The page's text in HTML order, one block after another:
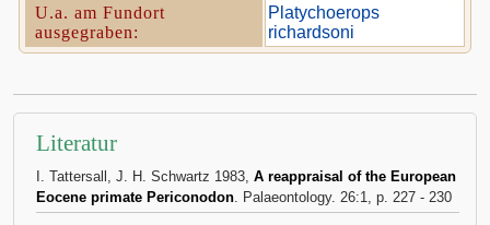
U.a. am Fundort
ausgegraben:
Platychoerops
richardsoni
Literatur
I. Tattersall, J. H. Schwartz 1983, A reappraisal of the European
Eocene primate Periconodon. Palaeontology. 26:1, p. 227 - 230